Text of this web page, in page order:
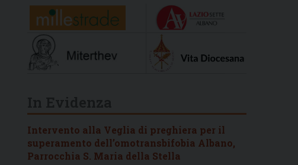
Intervento alla Veglia di preghiera per il
superamento dell’omotransbifobia Albano,
Parrocchia S. Maria della Stella